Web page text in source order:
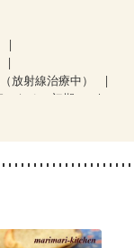
放射線治療中）
なる（初期）